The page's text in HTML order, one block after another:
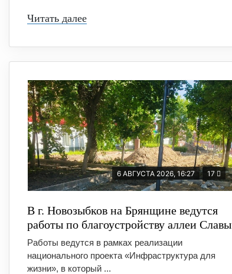
Читать далее
6 АВГУСТА 2026, 16:27 17
В г. Новозыбков на Брянщине ведутся
работы по благоустройству аллеи Славы
Работы ведутся в рамках реализации
национального проекта «Инфраструктура для
жизни», в который ...